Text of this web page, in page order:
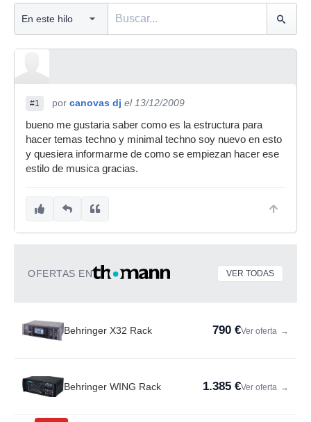
#1 por canovas dj el 13/12/2009
bueno me gustaria saber como es la estructura para
hacer temas techno y minimal techno soy nuevo en esto
y quesiera informarme de como se empiezan hacer ese
estilo de musica gracias.
OFERTAS EN VER TODAS
Behringer X32 Rack 790 €Ver oferta →
Behringer WING Rack 1.385 €Ver oferta →